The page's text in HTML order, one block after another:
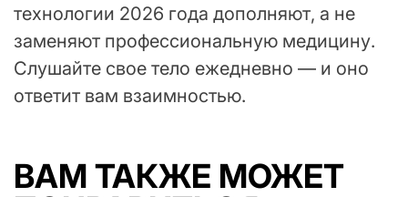
технологии 2026 года дополняют, а не
заменяют профессиональную медицину.
Слушайте свое тело ежедневно — и оно
ответит вам взаимностью.
ВАМ ТАКЖЕ МОЖЕТ